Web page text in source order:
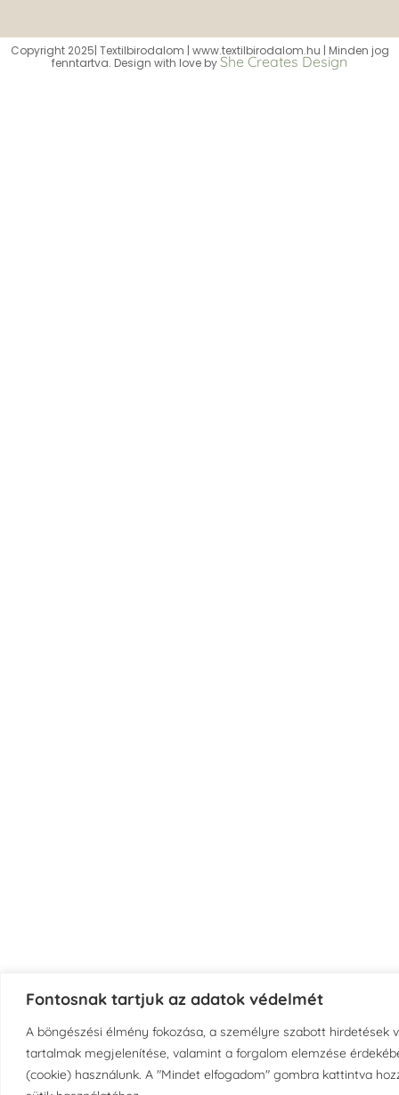
Fontosnak tartjuk az adatok védelmét
A böngészési élmény fokozása, a személyre szabott hirdetések
tartalmak megjelenítése, valamint a forgalom elemzése
(cookie) használunk. A "Mindet elfogadom" gombra kattintva
Copyright 2025| Textilbirodalom | www.textilbirodalom.hu | Minden jog
fenntartva. Design with love byShe Creates Design